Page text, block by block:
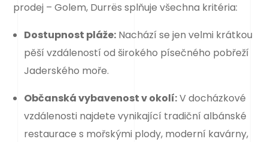
prodej – Golem, Durrës splňuje všechna kritéria:
Dostupnost pláže: Nachází se jen velmi krátkou
pěší vzdáleností od širokého písečného pobřeží
Jaderského moře.
Občanská vybavenost v okolí:V docházkové
vzdálenosti najdete vynikající tradiční albánské
restaurace s mořskými plody, moderní kavárny,